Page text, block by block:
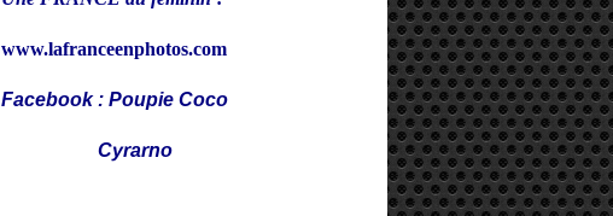
www.lafranceenphotos.com
Facebook : Poupie Coco
Cyrarno